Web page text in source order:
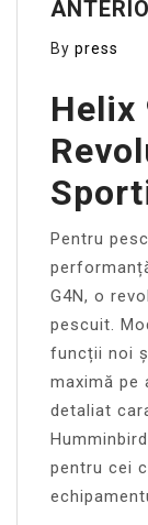
By press
Helix
Pentru
G4N, o
pescuit.
funcții noi
maximă pe
detaliat
pentru cei